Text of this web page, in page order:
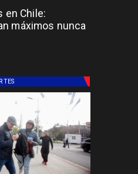
en Chile:
máximos nunca